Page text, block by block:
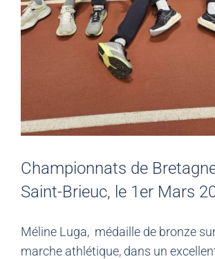
Championnats de
Saint-Brieuc, le 1er Mars
Méline Luga, médaille de bronze
marche athlétique, dans un